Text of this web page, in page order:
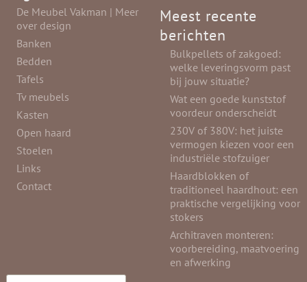
De Meubel Vakman | Meer
over design
Banken
Bedden
Tafels
Tv meubels
Kasten
Open haard
Stoelen
Links
Contact
Meest recente
berichten
Bulkpellets of zakgoed:
welke leveringsvorm past
bij jouw situatie?
Wat een goede kunststof
voordeur onderscheidt
230V of 380V: het juiste
vermogen kiezen voor een
industriële stofzuiger
Haardblokken of
traditioneel haardhout: een
praktische vergelijking voor
stokers
Architraven monteren:
voorbereiding, maatvoering
en afwerking